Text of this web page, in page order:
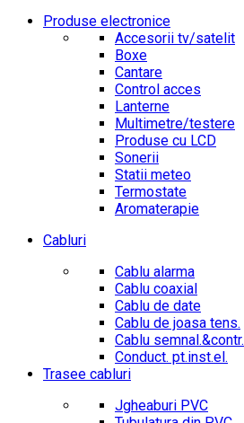
Produse electronice
Accesorii tv/satelit
Boxe
Cantare
Control acces
Lanterne
Multimetre/testere
Produse cu LCD
Sonerii
Statii meteo
Termostate
Aromaterapie
Cabluri
Cablu alarma
Cablu coaxial
Cablu de date
Cablu de joasa tens.
Cablu semnal.&contr.
Conduct. pt.inst.el.
Trasee cabluri
Jgheaburi PVC